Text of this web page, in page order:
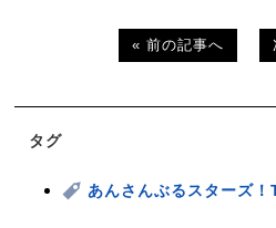
« 前の記事へ
タグ
あんさんぶるスターズ